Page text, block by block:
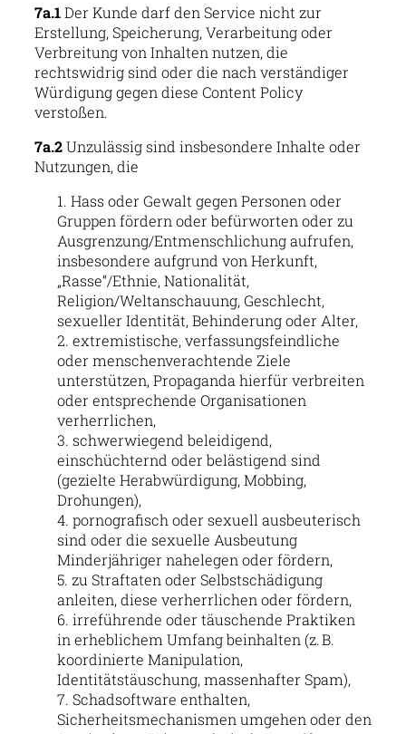
7a.1Der Kunde darf den Service nicht zur
Erstellung, Speicherung, Verarbeitung oder
Verbreitung von Inhalten nutzen, die
rechtswidrig sind oder die nach verständiger
Würdigung gegen diese Content Policy
verstoßen.
7a.2Unzulässig sind insbesondere Inhalte oder
Nutzungen, die
Hass oder Gewalt gegen Personen oder
Gruppen fördern oder befürworten oder zu
Ausgrenzung/Entmenschlichung aufrufen,
insbesondere aufgrund von Herkunft,
„Rasse“/Ethnie, Nationalität,
Religion/Weltanschauung, Geschlecht,
sexueller Identität, Behinderung oder Alter,
extremistische, verfassungsfeindliche
oder menschenverachtende Ziele
unterstützen, Propaganda hierfür verbreiten
oder entsprechende Organisationen
verherrlichen,
schwerwiegend beleidigend,
einschüchternd oder belästigend sind
(gezielte Herabwürdigung, Mobbing,
Drohungen),
pornografisch oder sexuell ausbeuterisch
sind oder die sexuelle Ausbeutung
Minderjähriger nahelegen oder fördern,
zu Straftaten oder Selbstschädigung
anleiten, diese verherrlichen oder fördern,
irreführende oder täuschende Praktiken
in erheblichem Umfang beinhalten (z. B.
koordinierte Manipulation,
Identitätstäuschung, massenhafter Spam),
Schadsoftware enthalten,
Sicherheitsmechanismen umgehen oder den